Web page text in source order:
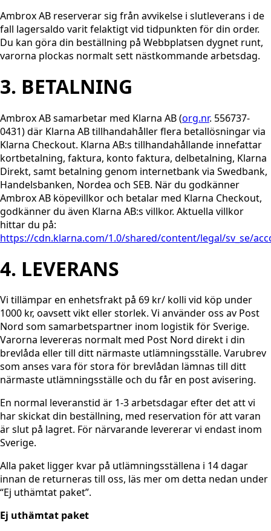
Ambrox AB reserverar sig från avvikelse i slutleverans i de
fall lagersaldo varit felaktigt vid tidpunkten för din order.
Du kan göra din beställning på Webbplatsen dygnet runt,
varorna plockas normalt sett nästkommande arbetsdag.
3. BETALNING
Ambrox AB samarbetar med Klarna AB (org.nr. 556737-
0431) där Klarna AB tillhandahåller flera betallösningar via
Klarna Checkout. Klarna AB:s tillhandahållande innefattar
kortbetalning, faktura, konto faktura, delbetalning, Klarna
Direkt, samt betalning genom internetbank via Swedbank,
Handelsbanken, Nordea och SEB. När du godkänner
Ambrox AB köpevillkor och betalar med Klarna Checkout,
godkänner du även Klarna AB:s villkor. Aktuella villkor
hittar du på:
https://cdn.klarna.com/1.0/shared/content/legal/sv_se/
4. LEVERANS
Vi tillämpar en enhetsfrakt på 69 kr/ kolli vid köp under
1000 kr, oavsett vikt eller storlek. Vi använder oss av Post
Nord som samarbetspartner inom logistik för Sverige.
Varorna levereras normalt med Post Nord direkt i din
brevlåda eller till ditt närmaste utlämningsställe. Varubrev
som anses vara för stora för brevlådan lämnas till ditt
närmaste utlämningsställe och du får en post avisering.
En normal leveranstid är 1-3 arbetsdagar efter det att vi
har skickat din beställning, med reservation för att varan
är slut på lagret. För närvarande levererar vi endast inom
Sverige.
Alla paket ligger kvar på utlämningsställena i 14 dagar
innan de returneras till oss, läs mer om detta nedan under
“Ej uthämtat paket”.
Ej uthämtat paket